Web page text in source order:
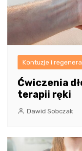
Kontuzje i
Ćwiczenia
terapii ręki
Dawid Sobczak